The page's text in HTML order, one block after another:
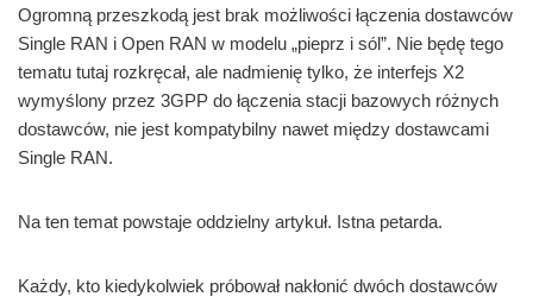
Ogromną przeszkodą jest brak możliwości łączenia dostawców
Single RAN i Open RAN w modelu „pieprz i sól”. Nie będę tego
tematu tutaj rozkręcał, ale nadmienię tylko, że interfejs X2
wymyślony przez 3GPP do łączenia stacji bazowych różnych
dostawców, nie jest kompatybilny nawet między dostawcami
Single RAN.
Na ten temat powstaje oddzielny artykuł. Istna petarda.
Każdy, kto kiedykolwiek próbował nakłonić dwóch dostawców